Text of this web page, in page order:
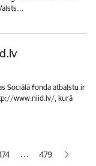
Sociālā fonda atbalstu ir
www.niid.lv/, kurā
… 479